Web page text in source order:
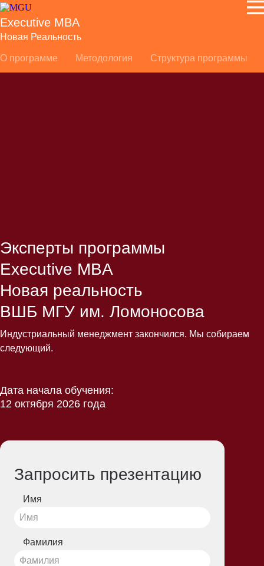
Executive MBA
Новая Реальность
О программе Методология Структура программы
Эксперты программы
Executive MBA
Новая реальность
ВШБ МГУ им. Ломоносова
Индустриальный менеджмент закончился. Мы собираем
следующий.
Дата начала обучения:
12 октября 2026 года
Запросить презентацию
Имя
Фамилия